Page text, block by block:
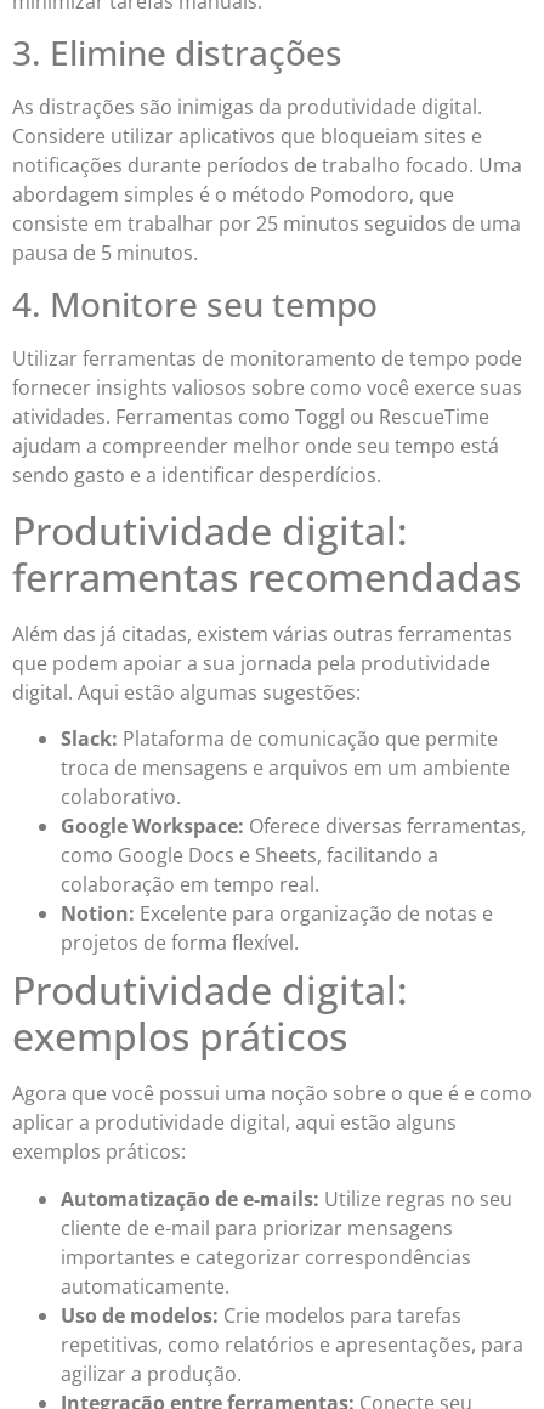
3. Elimine distrações
As distrações são inimigas da produtividade digital.
Considere utilizar aplicativos que bloqueiam sites e
notificações durante períodos de trabalho focado. Uma
abordagem simples é o método Pomodoro, que
consiste em trabalhar por 25 minutos seguidos de uma
pausa de 5 minutos.
4. Monitore seu tempo
Utilizar ferramentas de monitoramento de tempo pode
fornecer insights valiosos sobre como você exerce suas
atividades. Ferramentas como Toggl ou RescueTime
ajudam a compreender melhor onde seu tempo está
sendo gasto e a identificar desperdícios.
Produtividade digital:
ferramentas recomendadas
Além das já citadas, existem várias outras ferramentas
que podem apoiar a sua jornada pela produtividade
digital. Aqui estão algumas sugestões:
Slack: Plataforma de comunicação que permite
troca de mensagens e arquivos em um ambiente
colaborativo.
Google Workspace: Oferece diversas ferramentas,
como Google Docs e Sheets, facilitando a
colaboração em tempo real.
Notion: Excelente para organização de notas e
projetos de forma flexível.
Produtividade digital:
exemplos práticos
Agora que você possui uma noção sobre o que é e como
aplicar a produtividade digital, aqui estão alguns
exemplos práticos:
Automatização de e-mails: Utilize regras no seu
cliente de e-mail para priorizar mensagens
importantes e categorizar correspondências
automaticamente.
Uso de modelos: Crie modelos para tarefas
repetitivas, como relatórios e apresentações, para
agilizar a produção.
Integração entre ferramentas: Conecte seu